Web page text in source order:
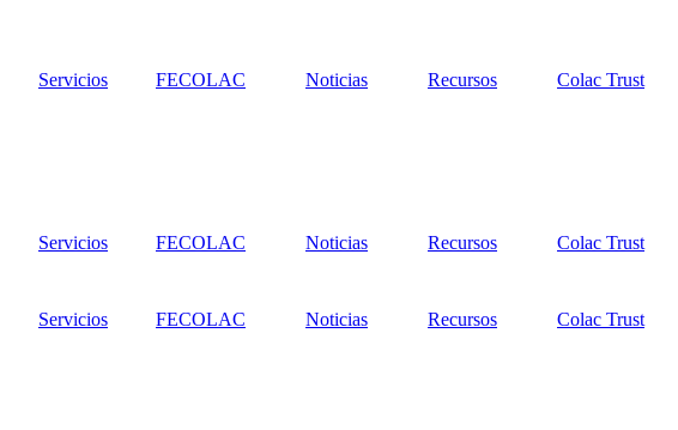
Servicios FECOLAC Noticias Recursos
Colac Trust
Servicios FECOLAC Noticias Recursos Colac Trust
Servicios FECOLAC Noticias Recursos
Colac Trust